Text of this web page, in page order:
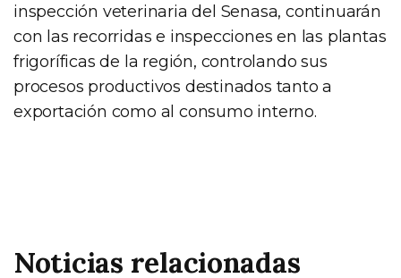
inspección veterinaria del Senasa, continuarán
con las recorridas e inspecciones en las plantas
frigoríficas de la región, controlando sus
procesos productivos destinados tanto a
exportación como al consumo interno.
Noticias relacionadas